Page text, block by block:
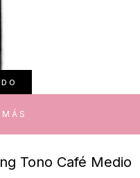
Tono Café Medio